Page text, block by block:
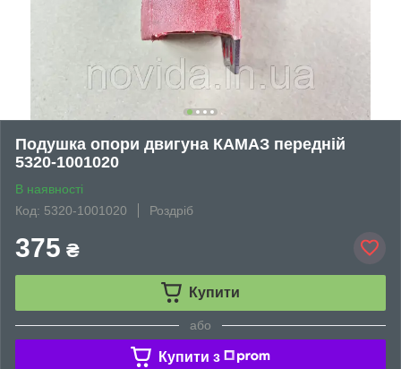
Подушка опори двигуна КАМАЗ передній
5320-1001020
В наявності
Код: 5320-1001020
Роздріб
375 ₴
Купити
або
Купити з